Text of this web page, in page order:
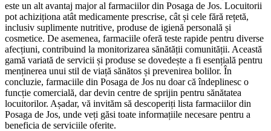
este un alt avantaj major al farmaciilor din Posaga de Jos. Locuitorii
pot achiziționa atât medicamente prescrise, cât și cele fără rețetă,
inclusiv suplimente nutritive, produse de igienă personală și
cosmetice. De asemenea, farmaciile oferă teste rapide pentru diverse
afecțiuni, contribuind la monitorizarea sănătății comunității. Această
gamă variată de servicii și produse se dovedește a fi esențială pentru
menținerea unui stil de viață sănătos și prevenirea bolilor. În
concluzie, farmaciile din Posaga de Jos nu doar că îndeplinesc o
funcție comercială, dar devin centre de sprijin pentru sănătatea
locuitorilor. Așadar, vă invităm să descoperiți lista farmaciilor din
Posaga de Jos, unde veți găsi toate informațiile necesare pentru a
beneficia de serviciile oferite.